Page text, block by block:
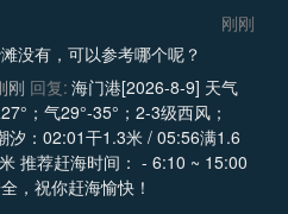
刚刚
没有，可以参考哪个呢？
刚 回复: 海门港[2026-8-9] 天气
；气29°-35°；2-3级西风；
汐：02:01干1.3米 / 05:56满1.6
推荐赶海时间： - 6:10 ~ 15:00
，祝你赶海愉快！